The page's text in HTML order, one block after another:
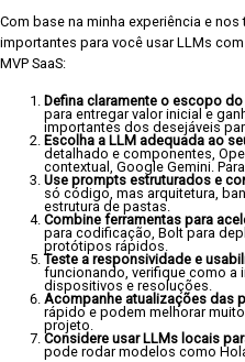
Com base na minha experiência e
importantes para você usar LLMs
MVP SaaS:
Defina claramente o escopo do
para entregar valor inicial e
importantes dos desejáveis
Escolha a LLM adequada ao
detalhado e componentes,
contextual, Google Gemini.
Use prompts estruturados e
só código, mas arquitetura,
estrutura de pastas.
Combine ferramentas para
para codificação, Bolt para
protótipos rápidos.
Teste a responsividade e
funcionando, verifique como a
dispositivos e resoluções.
Acompanhe atualizações das
rápido e podem melhorar
projeto.
Considere usar LLMs locais
pode rodar modelos como